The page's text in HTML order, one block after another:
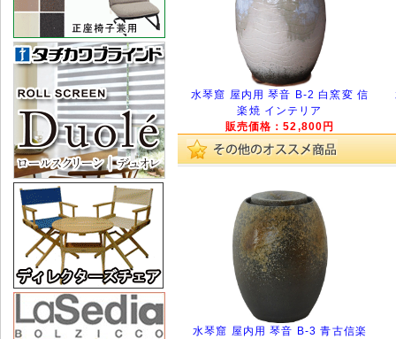
水琴窟 屋内用 琴音 B-2 白窯変 信
楽焼 インテリア
販売価格：52,800円
水琴窟 屋内用 琴音 B-3 青古信楽